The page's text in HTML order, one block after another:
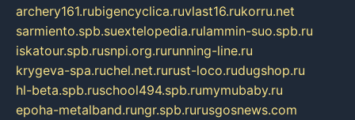
archery161.rubigencyclica.ruvlast16.rukorru.net
sarmiento.spb.suextelopedia.rulammin-suo.spb.ru
iskatour.spb.rusnpi.org.rurunning-line.ru
krygeva-spa.ruchel.net.rurust-loco.rudugshop.ru
hl-beta.spb.ruschool494.spb.rumymubaby.ru
epoha-metalband.rungr.spb.rurusgosnews.com